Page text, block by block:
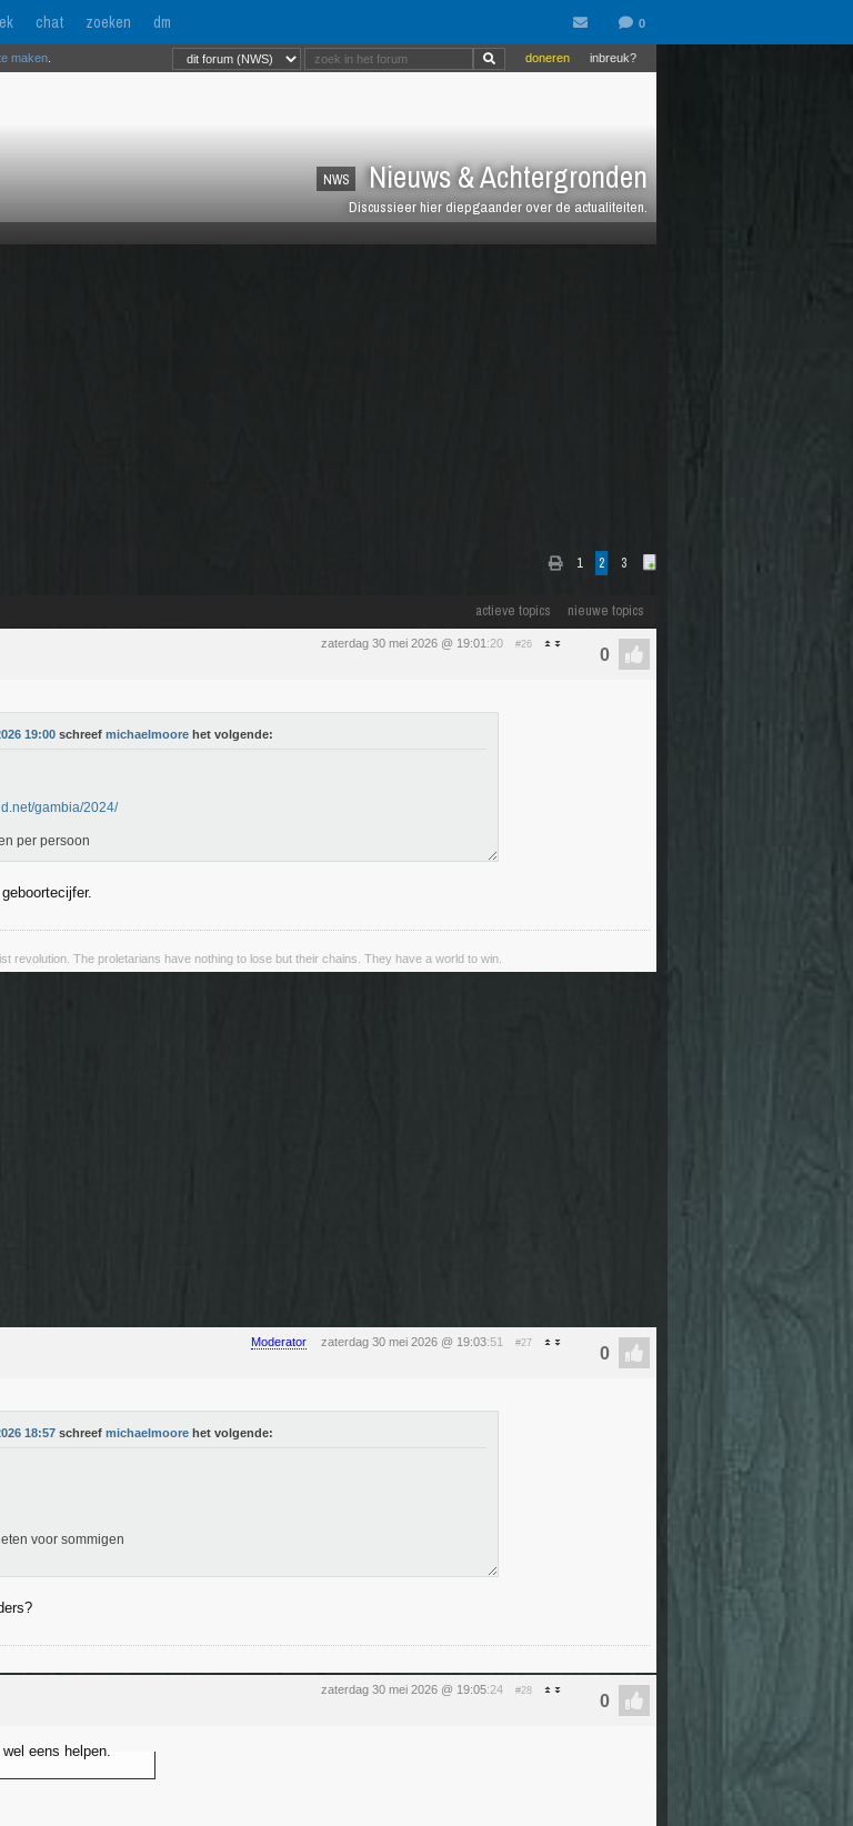
chat zoeken dm
NWS Nieuws & Achtergronden
Discussieer hier diepgaander over de actualiteiten.
inbreuk?
doneren
maken
1 2 3
actieve topics nieuwe topics
zaterdag 30 mei 2026 @ 19:01 :20 #26
19:00 schreef michaelmoore het volgende:
gambia/2024/
per persoon
revolution. The proletarians have nothing to lose but their chains. They have a world to win.
Moderator zaterdag 30 mei 2026 @ 19:03:51 #27
18:57 schreef michaelmoore het volgende:
voor sommigen
zaterdag 30 mei 2026 @ 19:05:24 #28
eens helpen.